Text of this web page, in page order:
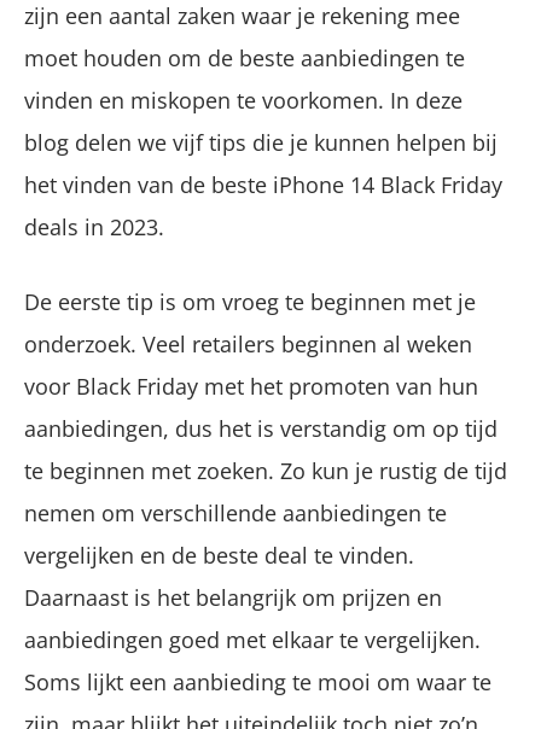
zijn een aantal zaken waar je rekening mee
moet houden om de beste aanbiedingen te
vinden en miskopen te voorkomen. In deze
blog delen we vijf tips die je kunnen helpen bij
het vinden van de beste iPhone 14 Black Friday
deals in 2023.
De eerste tip is om vroeg te beginnen met je
onderzoek. Veel retailers beginnen al weken
voor Black Friday met het promoten van hun
aanbiedingen, dus het is verstandig om op tijd
te beginnen met zoeken. Zo kun je rustig de tijd
nemen om verschillende aanbiedingen te
vergelijken en de beste deal te vinden.
Daarnaast is het belangrijk om prijzen en
aanbiedingen goed met elkaar te vergelijken.
Soms lijkt een aanbieding te mooi om waar te